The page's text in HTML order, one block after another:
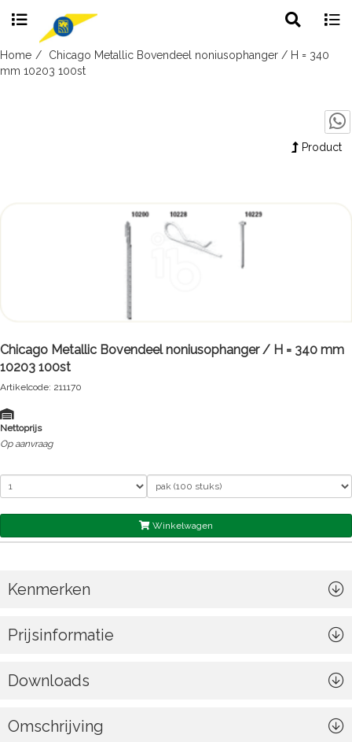
Skip
to
search
Home
Chicago Metallic Bovendeel noniusophanger / H = 340
mm 10203 100st
Product
Chicago Metallic Bovendeel noniusophanger / H = 340 mm
10203 100st
Artikelcode: 211170
Nettoprijs
Op aanvraag
Winkelwagen
Kenmerken
Prijsinformatie
Downloads
Omschrijving